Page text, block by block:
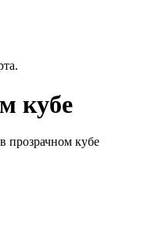
кубе
прозрачном кубе